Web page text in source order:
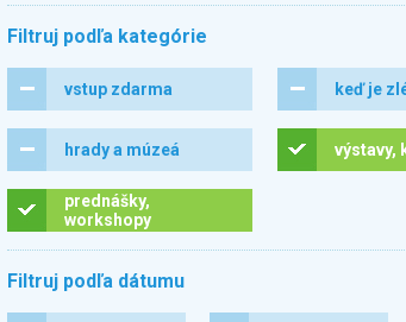
Filtruj podľa kategórie
vstup zdarma keď je
hrady a múzeá výstavy,
prednášky,
workshopy
Filtruj podľa dátumu